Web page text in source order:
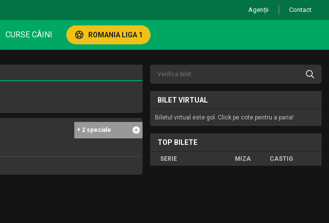
Agenții Contact
CURSE CÂINI ROMANIA LIGA 1
+ 2 speciale
BILET VIRTUAL
Biletul virtual este gol. Click pe cote pentru a paria!
TOP BILETE
SERIE MIZA CASTIG